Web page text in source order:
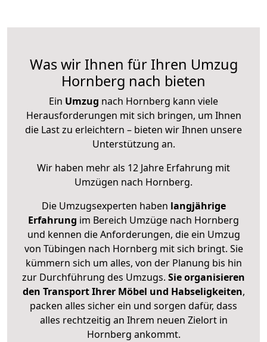
Was wir Ihnen für Ihren Umzug
Hornberg nach bieten
Ein Umzug nach Hornberg kann viele
Herausforderungen mit sich bringen, um Ihnen
die Last zu erleichtern – bieten wir Ihnen unsere
Unterstützung an.
Wir haben mehr als 12 Jahre Erfahrung mit
Umzügen nach Hornberg.
Die Umzugsexperten haben langjährige
Erfahrung im Bereich Umzüge nach Hornberg
und kennen die Anforderungen, die ein Umzug
von Tübingen nach Hornberg mit sich bringt. Sie
kümmern sich um alles, von der Planung bis hin
zur Durchführung des Umzugs. Sie organisieren
den Transport Ihrer Möbel und Habseligkeiten,
packen alles sicher ein und sorgen dafür, dass
alles rechtzeitig an Ihrem neuen Zielort in
Hornberg ankommt.